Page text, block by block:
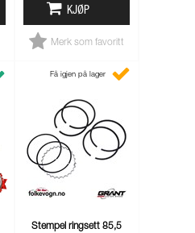
KJØP
Merk som favoritt
Få igjen på lager
Stempel ringsett 85,5